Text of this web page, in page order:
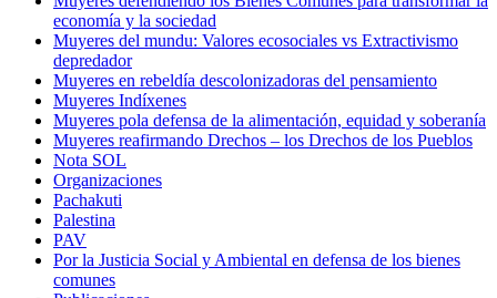
economía y la sociedad
Muyeres del mundu: Valores ecosociales vs Extractivismo
depredador
Muyeres en rebeldía descolonizadoras del pensamiento
Muyeres Indíxenes
Muyeres pola defensa de la alimentación, equidad y soberanía
Muyeres reafirmando Drechos – los Drechos de los Pueblos
Nota SOL
Organizaciones
Pachakuti
Palestina
PAV
Por la Justicia Social y Ambiental en defensa de los bienes
comunes